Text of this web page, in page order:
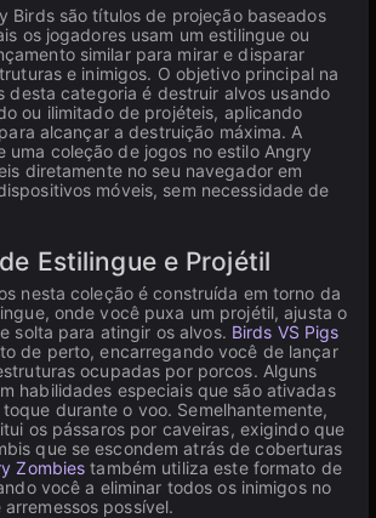
Birds são títulos de projeção baseados
os jogadores usam um estilingue ou
similar para mirar e disparar
e inimigos. O objetivo principal na
desta categoria é destruir alvos usando
ou ilimitado de projéteis, aplicando
alcançar a destruição máxima. A
uma coleção de jogos no estilo Angry
diretamente no seu navegador em
móveis, sem necessidade de
Estilingue e Projétil
nesta coleção é construída em torno da
onde você puxa um projétil, ajusta o
solta para atingir os alvos. Birds VS Pigs
de perto, encarregando você de lançar
ocupadas por porcos. Alguns
habilidades especiais que são ativadas
durante o voo. Semelhantemente,
os pássaros por caveiras, exigindo que
que se escondem atrás de coberturas
Zombies também utiliza este formato de
você a eliminar todos os inimigos no
possível.